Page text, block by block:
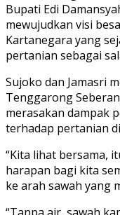
Bupati Edi
mewujudkan visi
Kartanegara yang
pertanian sebagai
Sujoko dan Jamasri
Tenggarong
merasakan dampak
terhadap pertanian
“Kita lihat bersama,
harapan bagi kita
ke arah sawah yang